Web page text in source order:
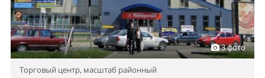
3 фото
Торговый центр, масштаб районный